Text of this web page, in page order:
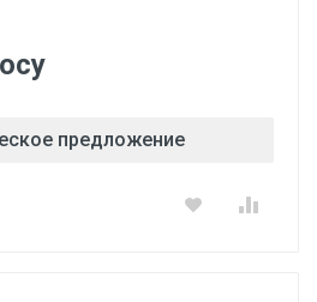
предложение